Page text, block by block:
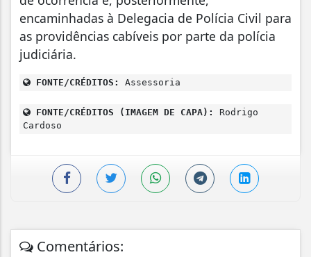
encaminhadas à Delegacia de Polícia Civil para
as providências cabíveis por parte da polícia
judiciária.
FONTE/CRÉDITOS: Assessoria
FONTE/CRÉDITOS (IMAGEM DE CAPA):
Rodrigo
Cardoso
Comentários: